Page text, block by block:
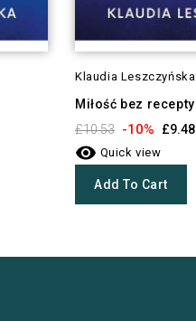
Klaudia Leszczyńska
Miłość bez recepty
£10.53 -10% £9.48
 Quick view
Add To Cart